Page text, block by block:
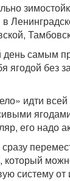
в
самым
ягодой без
идти
его надо
систему